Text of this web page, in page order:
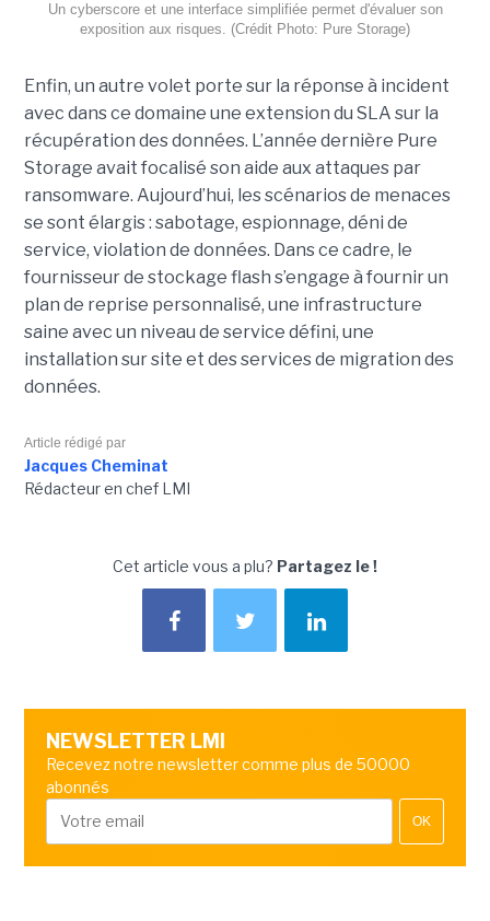
Un cyberscore et une interface simplifiée permet d'évaluer son
exposition aux risques. (Crédit Photo: Pure Storage)
Enfin, un autre volet porte sur la réponse à incident
avec dans ce domaine une extension du SLA sur la
récupération des données. L’année dernière Pure
Storage avait focalisé son aide aux attaques par
ransomware. Aujourd’hui, les scénarios de menaces
se sont élargis : sabotage, espionnage, déni de
service, violation de données. Dans ce cadre, le
fournisseur de stockage flash s’engage à fournir un
plan de reprise personnalisé, une infrastructure
saine avec un niveau de service défini, une
installation sur site et des services de migration des
données.
Article rédigé par
Jacques Cheminat
Rédacteur en chef LMI
Cet article vous a plu? Partagez le !
NEWSLETTER LMI
Recevez notre newsletter comme plus de 50000
abonnés
OK